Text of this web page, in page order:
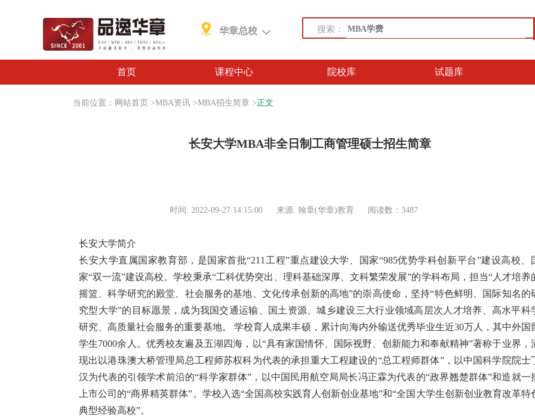
华章总校 搜索：
首页 课程中心 院校库 试题库
当前位置： 网站首页 >MBA资讯 >MBA招生简章 >正文
长安大学MBA非全日制工商管理硕士招生简章
时间: 2022-09-27 14:15:00 来源: 翰章(华章)教育 阅读数：3487
长安大学简介
长安大学直属国家教育部，是国家首批“211工程”重点建设大学、国家“985优势学科创新平台”建设高校、
家“双一流”建设高校。学校秉承“工科优势突出、理科基础深厚、文科繁荣发展”的学科布局，担当“人才培养
摇篮、科学研究的殿堂、社会服务的基地、文化传承创新的高地”的崇高使命，坚持“特色鲜明、国际知名的
究型大学”的目标愿景，成为我国交通运输、国土资源、城乡建设三大行业领域高层次人才培养、高水平科
研究、高质量社会服务的重要基地。 学校育人成果丰硕，累计向海内外输送优秀毕业生近30万人，其中外国
学生7000余人。优秀校友遍及五湖四海，以“具有家国情怀、国际视野、创新能力和奉献精神”著称于业界，
现出以港珠澳大桥管理局总工程师苏权科为代表的承担重大工程建设的“总工程师群体”，以中国科学院院士
汉为代表的引领学术前沿的“科学家群体”，以中国民用航空局局长冯正霖为代表的“政界翘楚群体”和造就一
上市公司的“商界精英群体”。学校入选“全国高校实践育人创新创业基地”和“全国大学生创新创业教育改革特
典型经验高校”。